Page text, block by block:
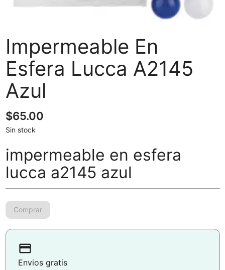
Impermeable En
Esfera Lucca A2145
Azul
$65.00
Sin stock
impermeable en esfera
lucca a2145 azul
payment
Envios gratis